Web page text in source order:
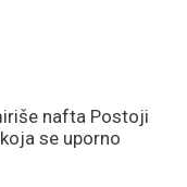
nafta Postoji
se uporno